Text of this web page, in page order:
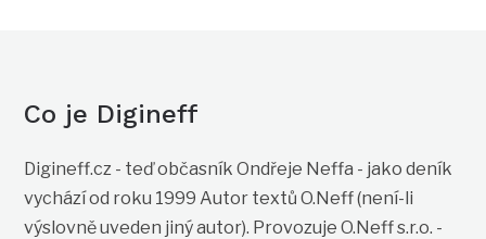
Co je Digineff
Digineff.cz - teď občasník Ondřeje Neffa - jako deník
vychází od roku 1999 Autor textů O.Neff (není-li
výslovně uveden jiný autor). Provozuje O.Neff s.r.o. -